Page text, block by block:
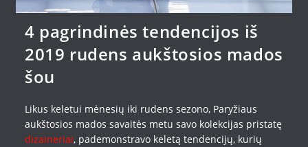
4 pagrindinės tendencijos iš
2019 rudens aukštosios mados
šou
Likus keletui mėnesių iki rudens sezono, Paryžiaus
aukštosios mados savaitės metu savo kolekcijas pristatę
dizaineriai, pademonstravo keletą tendencijų, kurių